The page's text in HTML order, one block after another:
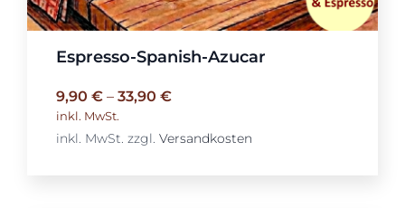
Espresso-Spanish-Azucar
9,90 €– 33,90 €
inkl. MwSt.
inkl. MwSt. zzgl. Versandkosten